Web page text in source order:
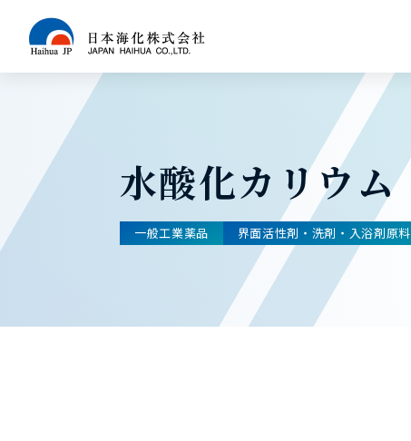
水酸化カリウム
一般工業薬品 界面活性剤・洗剤・入浴剤原料